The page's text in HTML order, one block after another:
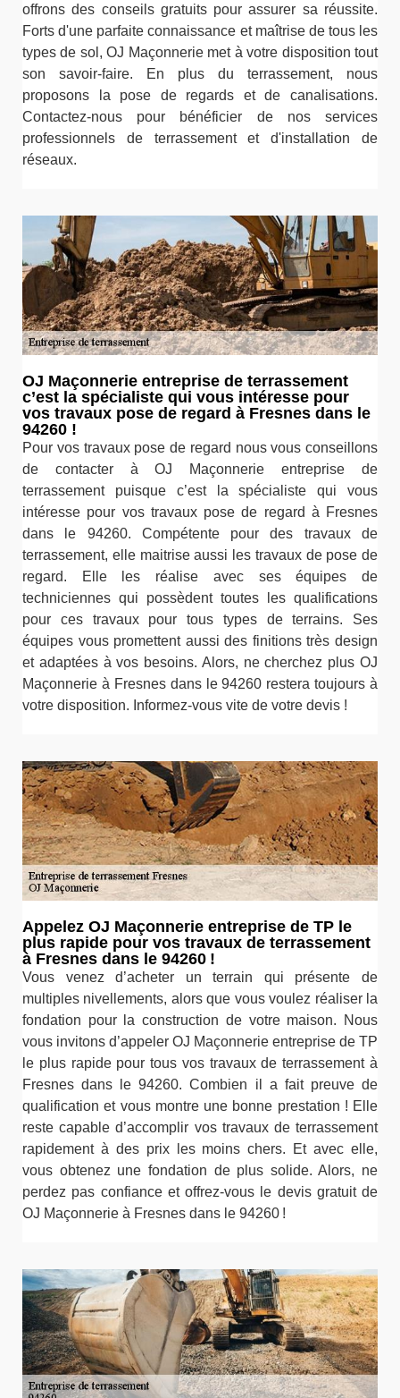
offrons des conseils gratuits pour assurer sa réussite.
Forts d'une parfaite connaissance et maîtrise de tous les
types de sol, OJ Maçonnerie met à votre disposition tout
son savoir-faire. En plus du terrassement, nous
proposons la pose de regards et de canalisations.
Contactez-nous pour bénéficier de nos services
professionnels de terrassement et d'installation de
réseaux.
OJ Maçonnerie entreprise de terrassement
c’est la spécialiste qui vous intéresse pour
vos travaux pose de regard à Fresnes dans le
94260 !
Pour vos travaux pose de regard nous vous conseillons
de contacter à OJ Maçonnerie entreprise de
terrassement puisque c’est la spécialiste qui vous
intéresse pour vos travaux pose de regard à Fresnes
dans le 94260. Compétente pour des travaux de
terrassement, elle maitrise aussi les travaux de pose de
regard. Elle les réalise avec ses équipes de
techniciennes qui possèdent toutes les qualifications
pour ces travaux pour tous types de terrains. Ses
équipes vous promettent aussi des finitions très design
et adaptées à vos besoins. Alors, ne cherchez plus OJ
Maçonnerie à Fresnes dans le 94260 restera toujours à
votre disposition. Informez-vous vite de votre devis !
Appelez OJ Maçonnerie entreprise de TP le
plus rapide pour vos travaux de terrassement
à Fresnes dans le 94260 !
Vous venez d’acheter un terrain qui présente de
multiples nivellements, alors que vous voulez réaliser la
fondation pour la construction de votre maison. Nous
vous invitons d’appeler OJ Maçonnerie entreprise de TP
le plus rapide pour tous vos travaux de terrassement à
Fresnes dans le 94260. Combien il a fait preuve de
qualification et vous montre une bonne prestation ! Elle
reste capable d’accomplir vos travaux de terrassement
rapidement à des prix les moins chers. Et avec elle,
vous obtenez une fondation de plus solide. Alors, ne
perdez pas confiance et offrez-vous le devis gratuit de
OJ Maçonnerie à Fresnes dans le 94260 !